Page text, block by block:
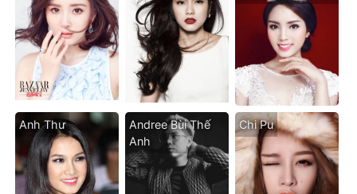
Anh Thư
Andree Bùi Thế
Anh
Chi Pu